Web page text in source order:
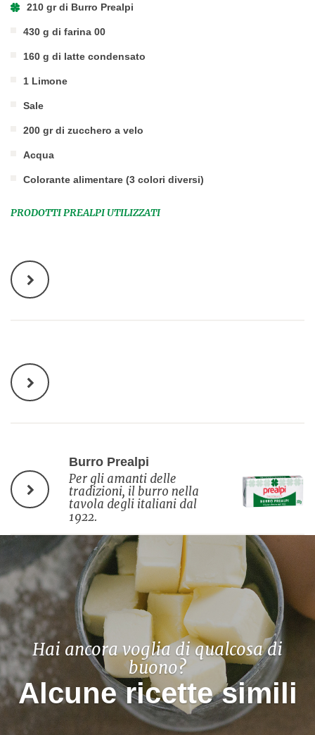
210 gr di Burro Prealpi
430 g di farina 00
160 g di latte condensato
1 Limone
Sale
200 gr di zucchero a velo
Acqua
Colorante alimentare (3 colori diversi)
PRODOTTI PREALPI UTILIZZATI
Burro Prealpi
Per gli amanti delle
tradizioni, il burro nella
tavola degli italiani dal
1922.
Hai ancora voglia di qualcosa di
buono?
Alcune ricette simili